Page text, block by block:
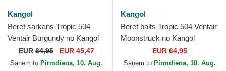
Kangol
Beret sarkans Tropic 504
Ventair Burgundy no Kangol
EUR64,95 EUR 45,47
Saņem to Pirmdiena, 10. Aug.
Kangol
Beret balts Tropic 504 Ventair
Moonstruck no Kangol
EUR 64,95
Saņem to Pirmdiena, 10. Aug.